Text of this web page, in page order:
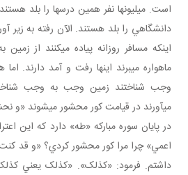
است. ميليون ها نفر همين درس ها را بلد
دانشگاهي را بلد هستند. الآن رفته به زير
اينکه مسافر روزانه پياده مي کنند از
ماهواره مي برند اينها رفت و آمد دارند.
وجب شناختند زمين وجب به وجب
مي آورند در قيامت کور محشور مي شوند «و
در پايان سوره مبارکه «طه» دارد که اين
اعمي» چرا مرا کور محشور کردي؟ «و قد
داشتم. فرمود: «کذلک». «کذلک يعني